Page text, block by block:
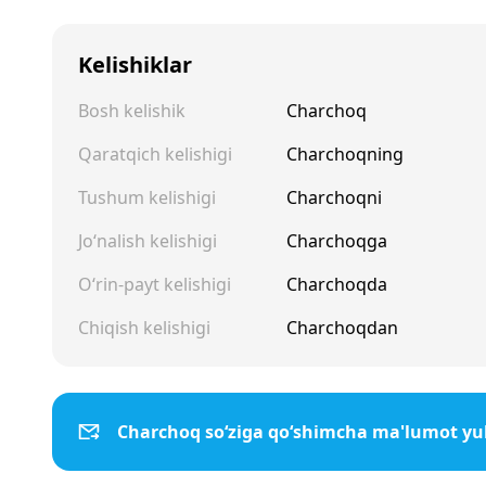
Kelishiklar
Bosh kelishik
Charchoq
Qaratqich kelishigi
Charchoqning
Tushum kelishigi
Charchoqni
Jo‘nalish kelishigi
Charchoqga
O‘rin-payt kelishigi
Charchoqda
Chiqish kelishigi
Charchoqdan
Charchoq so‘ziga qo‘shimcha ma'lumot